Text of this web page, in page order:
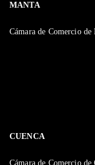
MANTA
Cámara de Comercio
CUENCA
Cámara de Comercio